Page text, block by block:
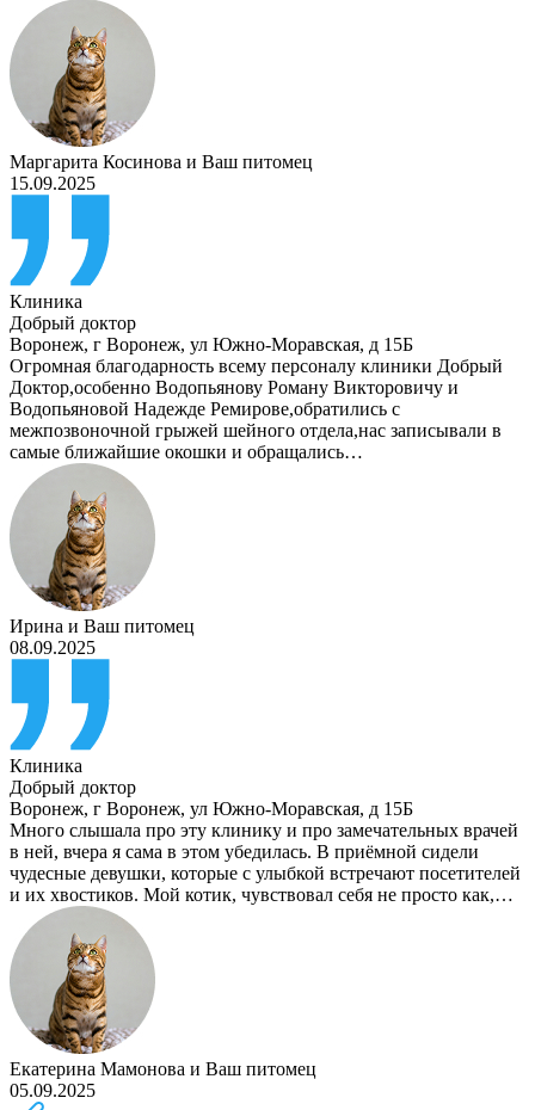
Маргарита Косинова и Ваш питомец
15.09.2025
Клиника
Добрый доктор
Воронеж, г Воронеж, ул Южно-Моравская, д 15Б
Огромная благодарность всему персоналу клиники Добрый
Доктор,особенно Водопьянову Роману Викторовичу и
Водопьяновой Надежде Ремирове,обратились с
межпозвоночной грыжей шейного отдела,нас записывали в
самые ближайшие окошки и обращались…
Ирина и Ваш питомец
08.09.2025
Клиника
Добрый доктор
Воронеж, г Воронеж, ул Южно-Моравская, д 15Б
Много слышала про эту клинику и про замечательных врачей
в ней, вчера я сама в этом убедилась. В приёмной сидели
чудесные девушки, которые с улыбкой встречают посетителей
и их хвостиков. Мой котик, чувствовал себя не просто как,…
Екатерина Мамонова и Ваш питомец
05.09.2025